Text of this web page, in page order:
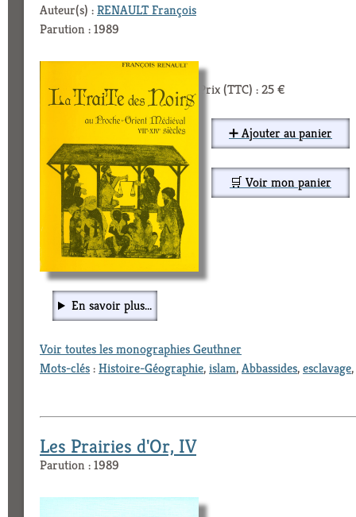
Auteur(s) :RENAULT François
Parution : 1989
Prix (TTC) : 25 €
➕ Ajouter au panier
🛒 Voir mon panier
En savoir plus...
Voir toutes les monographies Geuthner
Mots-clés:Histoire-Géographie,islam,Abbassides,esclavage,
Les Prairies d'Or, IV
Parution : 1989